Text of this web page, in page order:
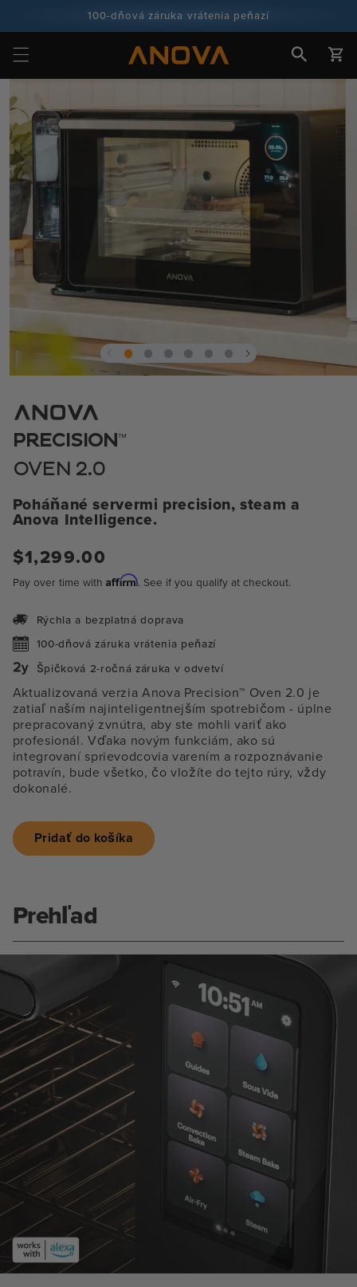
100-dňová záruka vrátenia peňazí
Viac ako 100 miliónov kuchárov a stále viac
Košík
produkte
režime
PRECISION™
OVEN 2.0
Poháňané servermi precision, steam a
Anova Intelligence.
Bežná
$1,299.00
Pay over time with Affirm. See if you qualify at checkout.
Rýchla a bezplatná doprava
100-dňová záruka vrátenia peňazí
Špičková 2-ročná záruka v odvetví
Aktualizovaná verzia Anova Precision™ Oven 2.0 je
zatiaľ naším najinteligentnejším spotrebičom- úplne
prepracovaný zvnútra, aby ste mohli variť ako
profesionál. Vďaka novým funkciám, ako sú
integrovaní sprievodcovia varením a rozpoznávanie
potravín, bude všetko, čo vložíte do tejto rúry, vždy
dokonalé.
Pridať do košíka
Prehľad